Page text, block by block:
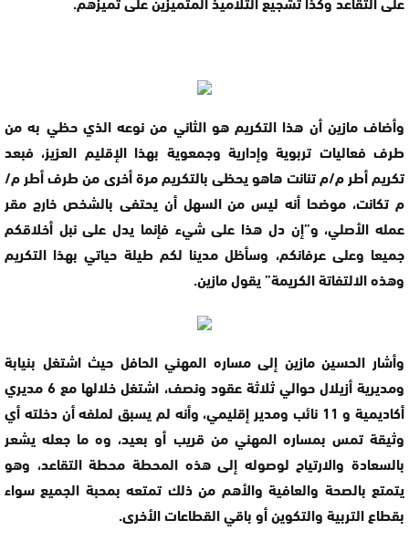
وأضاف مازين أن هذا التكريم هو الثاني من نوعه الذي حظي به من
طرف فعاليات تربوية وإدارية وجمعوية بهذا الإقليم العزيز، فبعد
تكريم أطر م/م تنانت هاهو يحظى بالتكريم مرة أخرى من طرف أطر م/
م تكانت، موضحا أنه ليس من السهل أن يحتفى بالشخص خارج مقر
عمله الأصلي، و”إن دل هذا على شيء فإنما يدل على نبل أخلاقكم
جميعا وعلى عرفانكم، وسأظل مدينا لكم طيلة حياتي بهذا التكريم
وهذه الالتفاتة الكريمة” يقول مازين.
وأشار الحسين مازين إلى مساره المهني الحافل حيث اشتغل بنيابة
ومديرية أزيلال حوالي ثلاثة عقود ونصف، اشتغل خلالها مع 6 مديري
أكاديمية و 11 نائب ومدير إقليمي، وأنه لم يسبق لملفه أن دخلته أي
وثيقة تمس بمساره المهني من قريب أو بعيد، وه ما جعله يشعر
بالسعادة والارتياح لوصوله إلى هذه المحطة محطة التقاعد، وهو
يتمتع بالصحة والعافية والأهم من ذلك تمتعه بمحبة الجميع سواء
بقطاع التربية والتكوين أو باقي القطاعات الأخرى.